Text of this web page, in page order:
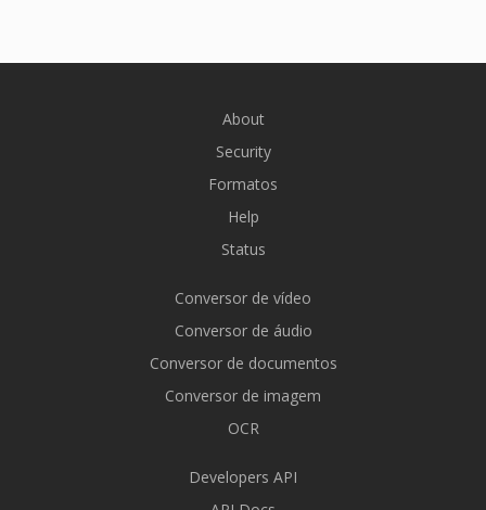
About
Security
Formatos
Help
Status
Conversor de vídeo
Conversor de áudio
Conversor de documentos
Conversor de imagem
OCR
Developers API